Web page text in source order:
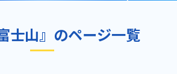
士山』のページ一覧